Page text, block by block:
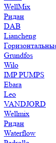
WellMix
Ридан
DAB
Liancheng
Grundfos
Wilo
IMP PUMPS
Ebara
Leo
VANDJORD
Wellmix
Ридан
Waterflow